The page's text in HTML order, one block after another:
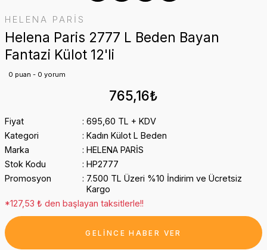
HELENA PARİS
Helena Paris 2777 L Beden Bayan
Fantazi Külot 12'li
0 puan - 0 yorum
765,16₺
Fiyat
695,60 TL + KDV
Kategori
Kadın Külot L Beden
Marka
HELENA PARİS
Stok Kodu
HP2777
Promosyon
7.500 TL Üzeri %10 İndirim ve Ücretsiz
Kargo
*127,53 ₺ den başlayan taksitlerle!!
GELİNCE HABER VER